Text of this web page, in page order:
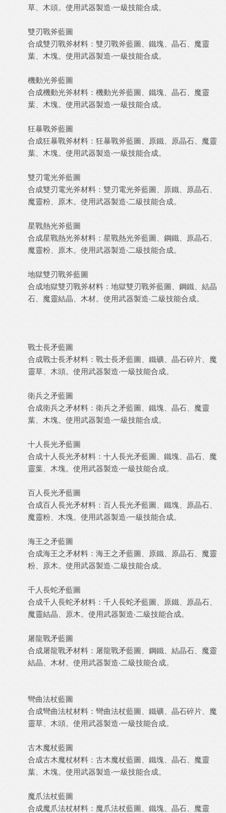
草、木頭。使用武器製造‧一級技能合成。
雙刃戰斧藍圖
合成雙刃戰斧材料：雙刃戰斧藍圖、鐵塊、晶石、魔靈
葉、木塊。使用武器製造‧一級技能合成。
機動光斧藍圖
合成機動光斧材料：機動光斧藍圖、鐵塊、晶石、魔靈
葉、木塊。使用武器製造‧一級技能合成。
狂暴戰斧藍圖
合成狂暴戰斧材料：狂暴戰斧藍圖、原鐵、原晶石、魔靈
葉、木塊。使用武器製造‧一級技能合成。
雙刃電光斧藍圖
合成雙刃電光斧材料：雙刃電光斧藍圖、原鐵、原晶石、
魔靈粉、原木。使用武器製造‧二級技能合成。
星戰熱光斧藍圖
合成星戰熱光斧材料：星戰熱光斧藍圖、鋼鐵、原晶石、
魔靈粉、原木。使用武器製造‧二級技能合成。
地獄雙刃戰斧藍圖
合成地獄雙刃戰斧材料：地獄雙刃戰斧藍圖、鋼鐵、結晶
石、魔靈結晶、木材。使用武器製造‧二級技能合成。
戰士長矛藍圖
合成戰士長矛材料：戰士長矛藍圖、鐵礦、晶石碎片、魔
靈草、木頭。使用武器製造‧一級技能合成。
衛兵之矛藍圖
合成衛兵之矛材料：衛兵之矛藍圖、鐵塊、晶石、魔靈
葉、木塊。使用武器製造‧一級技能合成。
十人長光矛藍圖
合成十人長光矛材料：十人長光矛藍圖、鐵塊、晶石、魔
靈葉、木塊。使用武器製造‧一級技能合成。
百人長光矛藍圖
合成百人長光矛材料：百人長光矛藍圖、鐵塊、原晶石、
魔靈粉、木塊。使用武器製造‧一級技能合成。
海王之矛藍圖
合成海王之矛材料：海王之矛藍圖、原鐵、原晶石、魔靈
粉、原木。使用武器製造‧二級技能合成。
千人長蛇矛藍圖
合成千人長蛇矛材料：千人長蛇矛藍圖、原鐵、原晶石、
魔靈結晶、原木。使用武器製造‧二級技能合成。
屠龍戰矛藍圖
合成屠龍戰矛材料：屠龍戰矛藍圖、鋼鐵、結晶石、魔靈
結晶、木材。使用武器製造‧二級技能合成。
彎曲法杖藍圖
合成彎曲法杖材料：彎曲法杖藍圖、鐵礦、晶石碎片、魔
靈草、木頭。使用武器製造‧一級技能合成。
古木魔杖藍圖
合成古木魔杖材料：古木魔杖藍圖、鐵塊、晶石、魔靈
葉、木塊。使用武器製造‧一級技能合成。
魔爪法杖藍圖
合成魔爪法杖材料：魔爪法杖藍圖、鐵塊、晶石、魔靈